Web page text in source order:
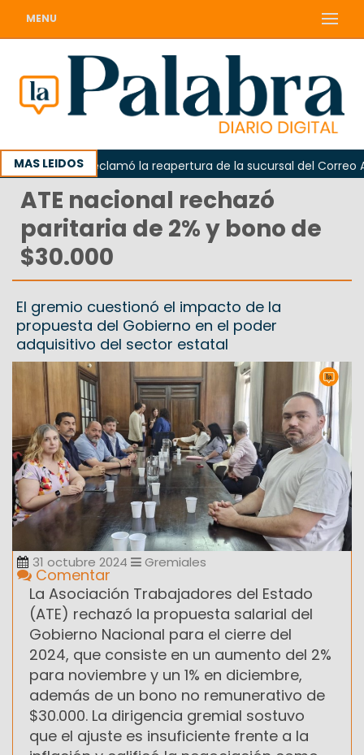
MENU
MAS LEIDOS
Odarda reclamó la reapertura de la sucursal del Correo
ATE nacional rechazó
paritaria de 2% y bono de
$30.000
El gremio cuestionó el impacto de la
propuesta del Gobierno en el poder
adquisitivo del sector estatal
31 octubre 2024 Gremiales
Comentar
La Asociación Trabajadores del Estado
(ATE) rechazó la propuesta salarial del
Gobierno Nacional para el cierre del
2024, que consiste en un aumento del 2%
para noviembre y un 1% en diciembre,
además de un bono no remunerativo de
$30.000. La dirigencia gremial sostuvo
que el ajuste es insuficiente frente a la